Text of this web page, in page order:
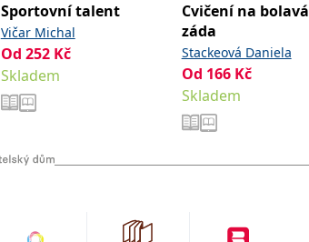
Sportovní talent
Vičar Michal
Od 252 Kč
Skladem
Cvičení na bolavá
záda
Stackeová Daniela
Od 166 Kč
Skladem